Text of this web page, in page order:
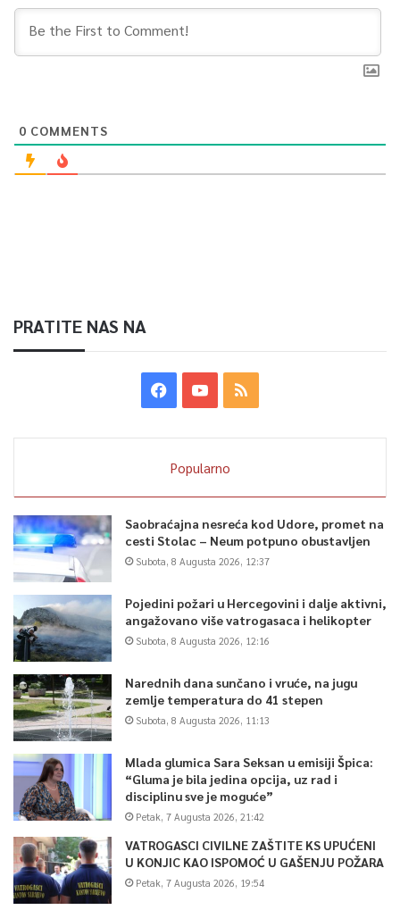
0 COMMENTS
PRATITE NAS NA
Popularno
Saobraćajna nesreća kod Udore, promet na
cesti Stolac – Neum potpuno obustavljen
Subota, 8 Augusta 2026, 12:37
Pojedini požari u Hercegovini i dalje aktivni,
angažovano više vatrogasaca i helikopter
Subota, 8 Augusta 2026, 12:16
Narednih dana sunčano i vruće, na jugu
zemlje temperatura do 41 stepen
Subota, 8 Augusta 2026, 11:13
Mlada glumica Sara Seksan u emisiji Špica:
“Gluma je bila jedina opcija, uz rad i
disciplinu sve je moguće”
Petak, 7 Augusta 2026, 21:42
VATROGASCI CIVILNE ZAŠTITE KS UPUĆENI
U KONJIC KAO ISPOMOĆ U GAŠENJU POŽARA
Petak, 7 Augusta 2026, 19:54